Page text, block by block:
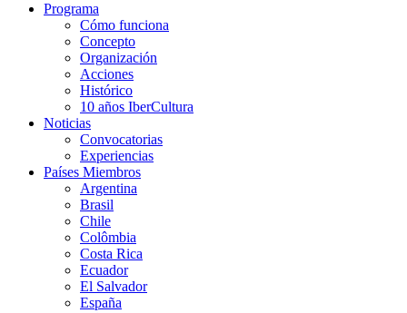
Programa
Cómo funciona
Concepto
Organización
Acciones
Histórico
10 años IberCultura
Noticias
Convocatorias
Experiencias
Países Miembros
Argentina
Brasil
Chile
Colômbia
Costa Rica
Ecuador
El Salvador
España